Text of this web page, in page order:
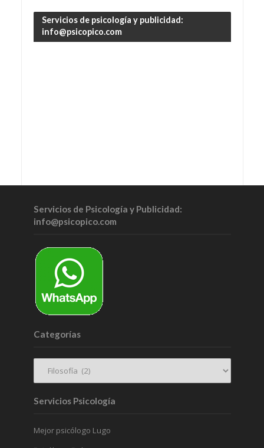
Servicios de psicología y publicidad:
info@psicopico.com
Servicios de Psicología y Publicidad:
info@psicopico.com
Categorías
Servicios Psicología
Mejor psicólogo Lugo